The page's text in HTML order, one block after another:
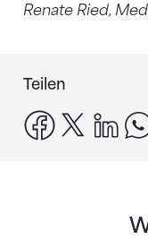
Renate Ried,
Teilen
facebook
x